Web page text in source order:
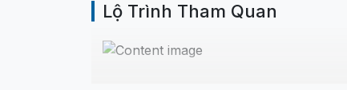
Lộ Trình Tham Quan